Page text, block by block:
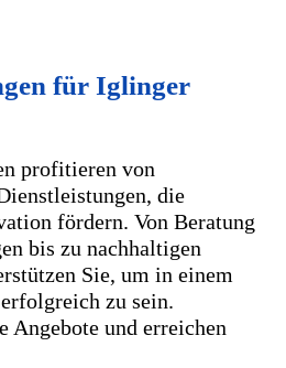
für Iglinger
profitieren von
die
fördern. Von Beratung
bis zu nachhaltigen
Sie, um in einem
zu sein.
Angebote und erreichen